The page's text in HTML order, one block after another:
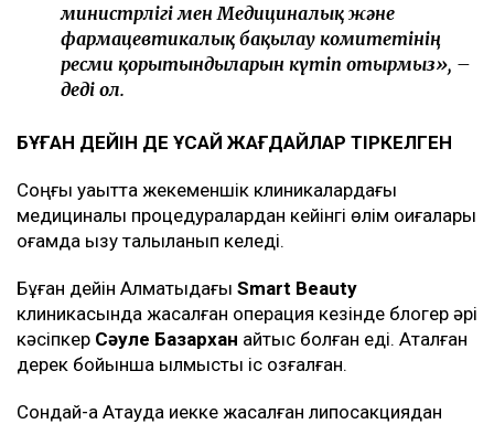
министрлігі мен Медициналық және
фармацевтикалық бақылау комитетінің
ресми қорытындыларын күтіп отырмыз», –
деді ол.
БҰҒАН ДЕЙІН ДЕ ҰҚСАЙ ЖАҒДАЙЛАР ТІРКЕЛГЕН
Соңғы уақытта жекеменшік клиникалардағы
медициналық процедуралардан кейінгі өлім оқиғалары
қоғамда қызу талқыланып келеді.
Бұған дейін Алматыдағы Smart Beauty
клиникасында жасалған операция кезінде блогер әрі
кәсіпкер Сәуле Базархан қайтыс болған еді. Аталған
дерек бойынша қылмыстық іс қозғалған.
Сондай-ақ Ақтауда иекке жасалған липосакциядан